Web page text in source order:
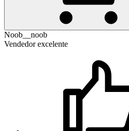
Noob__noob
Vendedor excelente